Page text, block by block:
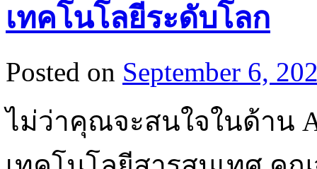
เทคโนโลยีระดับโลก
Posted on September 6,
ไม่ว่าคุณจะสนใจในด้าน